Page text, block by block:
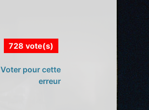
728 vote(s)
Voter pour cette
erreur